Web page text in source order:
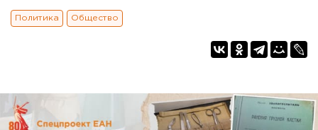
Политика Общество